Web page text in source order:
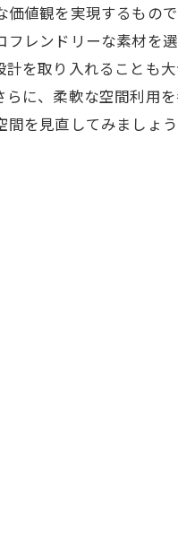
価値観を実現するもの
フレンドリーな素材を
計を取り入れることも
らに、柔軟な空間利用
間を見直してみましょ